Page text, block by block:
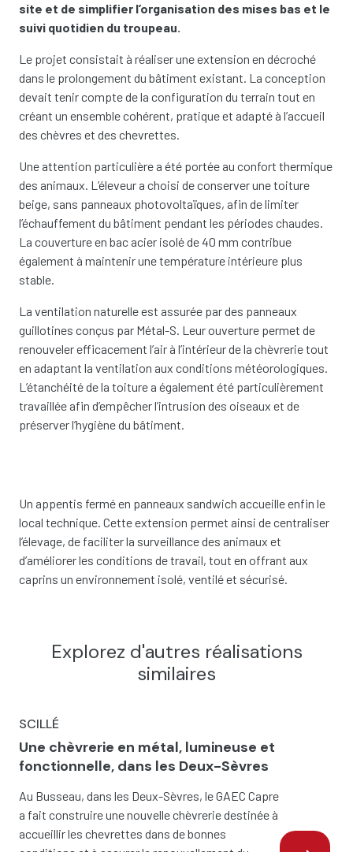
site et de simplifier l’organisation des mises bas et le
suivi quotidien du troupeau.
Le projet consistait à réaliser une extension en décroché
dans le prolongement du bâtiment existant. La conception
devait tenir compte de la configuration du terrain tout en
créant un ensemble cohérent, pratique et adapté à l’accueil
des chèvres et des chevrettes.
Une attention particulière a été portée au confort thermique
des animaux. L’éleveur a choisi de conserver une toiture
beige, sans panneaux photovoltaïques, afin de limiter
l’échauffement du bâtiment pendant les périodes chaudes.
La couverture en bac acier isolé de 40 mm contribue
également à maintenir une température intérieure plus
stable.
La ventilation naturelle est assurée par des panneaux
guillotines conçus par Métal-S. Leur ouverture permet de
renouveler efficacement l’air à l’intérieur de la chèvrerie tout
en adaptant la ventilation aux conditions météorologiques.
L’étanchéité de la toiture a également été particulièrement
travaillée afin d’empêcher l’intrusion des oiseaux et de
préserver l’hygiène du bâtiment.
Un appentis fermé en panneaux sandwich accueille enfin le
local technique. Cette extension permet ainsi de centraliser
l’élevage, de faciliter la surveillance des animaux et
d’améliorer les conditions de travail, tout en offrant aux
caprins un environnement isolé, ventilé et sécurisé.
Explorez d'autres réalisations
similaires
Une chèvrerie en métal, lumineuse et
fonctionnelle, dans les Deux-Sèvres
SCILLÉ
Au Busseau, dans les Deux-Sèvres, le GAEC Capre
a fait construire une nouvelle chèvrerie destinée à
accueillir les chevrettes dans de bonnes